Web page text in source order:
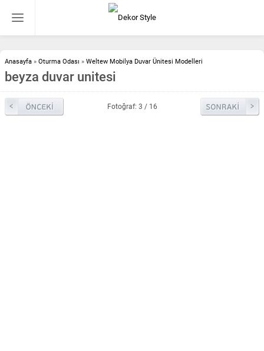
Anasayfa » Oturma Odası » Weltew Mobilya Duvar Ünitesi Modelleri
beyza duvar unitesi
Fotoğraf: 3 / 16